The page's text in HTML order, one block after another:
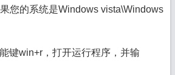
您的系统是Windowsvista\Windows
win+r，打开运行程序，并输